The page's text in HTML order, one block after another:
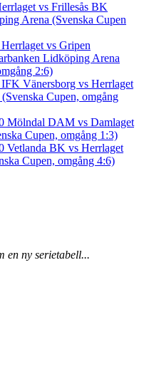
vs Frillesås BK
Arena (Svenska Cupen
Herrlaget vs Gripen
Lidköping Arena
2:6)
IFK Vänersborg vs Herrlaget
Cupen, omgång
Mölndal DAM vs Damlaget
Cupen, omgång 1:3)
Vetlanda BK vs Herrlaget
Cupen, omgång 4:6)
en ny serietabell...